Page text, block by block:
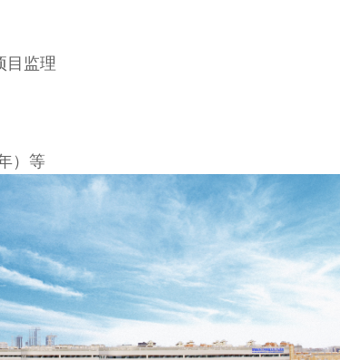
目监理
）等